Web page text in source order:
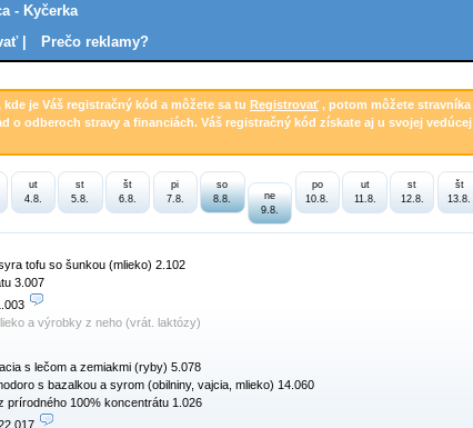
- Kyčerka
| Prečo reklamy?
je Váš registračný kód a môžete sa tu Registrovať, potom môžete stravníka
o odberoch stravy a financiách. Váš registračný kód získate aj u svojej vedúcej
ut
4.8.
st
5.8.
št
6.8.
pi
7.8.
so
8.8.
ne
9.8.
po
10.8.
ut
11.8.
st
12.8.
št
13.8.
tofu so šunkou (mlieko) 2.102
3.007
a výrobky z neho (vrát. laktózy)
s lečom a zemiakmi (ryby) 5.078
s bazalkou a syrom (obilniny, vajcia, mlieko) 14.060
prírodného 100% koncentrátu 1.026